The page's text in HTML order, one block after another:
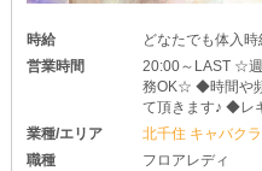
時給
どなたでも体入
営業時間
20:00～LAST ☆
務OK☆ ◆時間や
て頂きます♪ ◆レ
業種/エリア
北千住 キャバク
職種
フロアレディ